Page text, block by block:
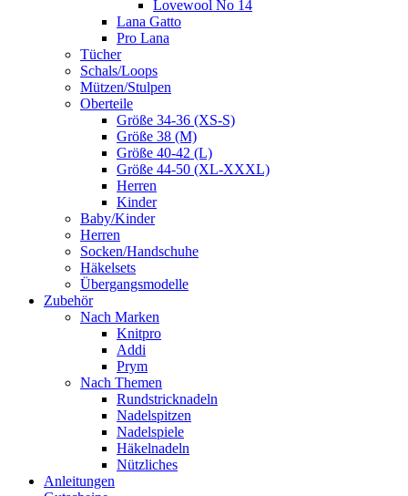
Lovewool No 14
Lana Gatto
Pro Lana
Tücher
Schals/Loops
Mützen/Stulpen
Oberteile
Größe 34-36 (XS-S)
Größe 38 (M)
Größe 40-42 (L)
Größe 44-50 (XL-XXXL)
Herren
Kinder
Baby/Kinder
Herren
Socken/Handschuhe
Häkelsets
Übergangsmodelle
Zubehör
Nach Marken
Knitpro
Addi
Prym
Nach Themen
Rundstricknadeln
Nadelspitzen
Nadelspiele
Häkelnadeln
Nützliches
Anleitungen